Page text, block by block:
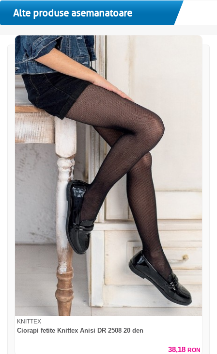
Alte produse asemanatoare
KNITTEX
Ciorapi fetite Knittex Anisi DR 2508 20 den
38,18 RON